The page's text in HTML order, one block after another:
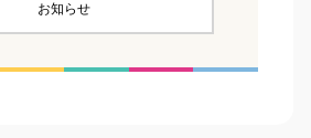
お知らせ